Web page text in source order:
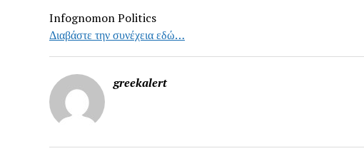
Infognomon Politics
Διαβάστε την συνέχεια εδώ…
greekalert